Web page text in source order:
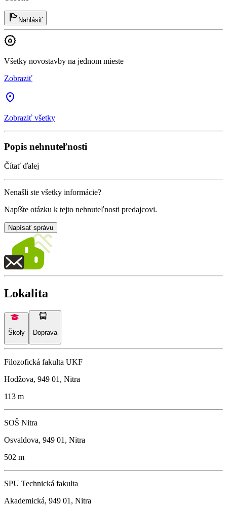
Nahlásiť
Všetky novostavby na jednom mieste
Zobraziť
Zobraziť všetky
Popis nehnuteľnosti
Čítať ďalej
Nenašli ste všetky informácie?
Napíšte otázku k tejto nehnuteľnosti predajcovi.
Napísať správu
Lokalita
Školy Doprava
Filozofická fakulta UKF
Hodžova, 949 01, Nitra
113 m
SOŠ Nitra
Osvaldova, 949 01, Nitra
502 m
SPU Technická fakulta
Akademická, 949 01, Nitra